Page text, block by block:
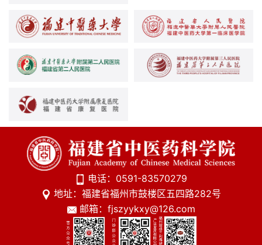
电话：0591-83570279
地址：福建省福州市鼓楼区五四路282号
邮箱：fjszyykxy@126.com